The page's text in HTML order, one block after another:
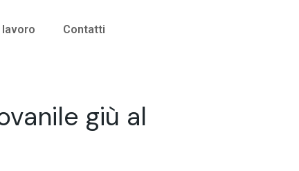
lavoro Contatti
giù al